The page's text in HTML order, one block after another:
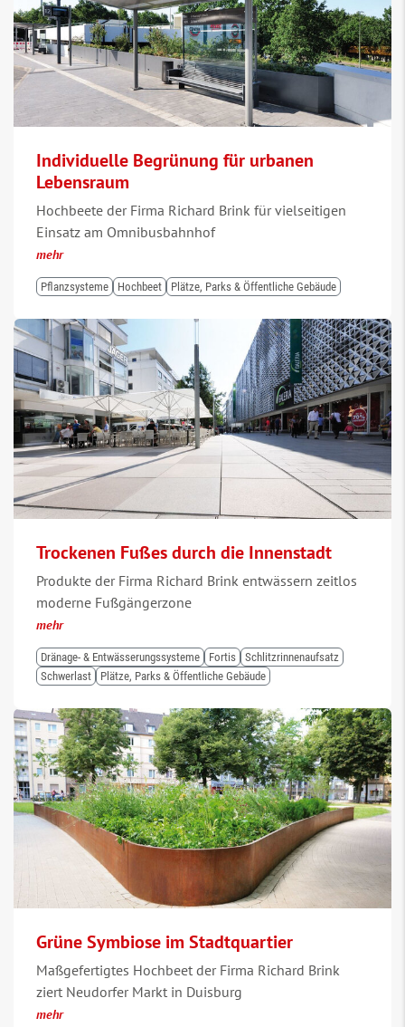
Individuelle Begrünung für urbanen
Lebensraum
Hochbeete der Firma Richard Brink für vielseitigen
Einsatz am Omnibusbahnhof
mehr
Pflanzsysteme Hochbeet Plätze, Parks & Öffentliche Gebäude
Trockenen Fußes durch die Innenstadt
Produkte der Firma Richard Brink entwässern zeitlos
moderne Fußgängerzone
mehr
Dränage- & Entwässerungssysteme Fortis
Schlitzrinnenaufsatz
Schwerlast
Plätze, Parks & Öffentliche Gebäude
Grüne Symbiose im Stadtquartier
Maßgefertigtes Hochbeet der Firma Richard Brink
ziert Neudorfer Markt in Duisburg
mehr